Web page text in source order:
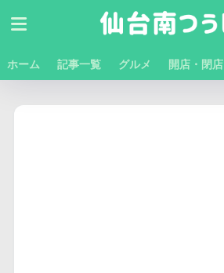
ホーム 記事一覧 グルメ 開店・閉店